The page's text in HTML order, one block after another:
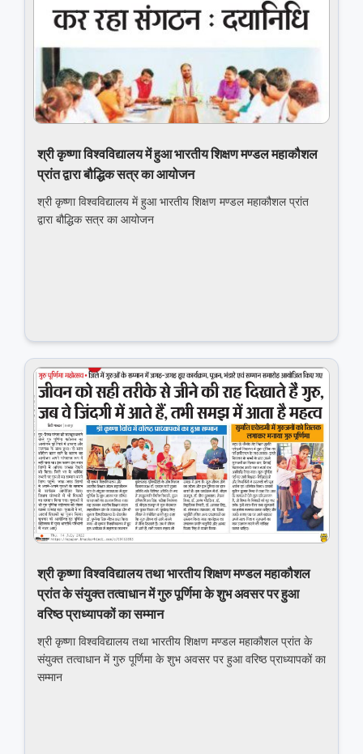
श्री कृष्‍णा विश्‍वविद्यालय में हुआ भारतीय शिक्षण मण्‍डल महाकौशल
प्रां‍त द्वारा बौद्धिक सत्र का आयोजन
श्री कृष्‍णा विश्‍वविद्यालय में हुआ भारतीय शिक्षण मण्‍डल महाकौशल प्रां‍त
द्वारा बौद्धिक सत्र का आयोजन
श्री कृष्‍णा विश्‍वविद्यालय तथा भारतीय शिक्षण मण्‍डल महाकौशल
प्रांत के संयुक्‍त तत्‍वाधान में गुरु पूर्णिमा के शुभ अवसर पर हुआ
वरिष्‍ठ प्राध्‍यापकों का सम्‍मान
श्री कृष्‍णा विश्‍वविद्यालय तथा भारतीय शिक्षण मण्‍डल महाकौशल प्रांत के
संयुक्‍त तत्‍वाधान में गुरु पूर्णिमा के शुभ अवसर पर हुआ वरिष्‍ठ प्राध्‍यापकों का
सम्‍मान